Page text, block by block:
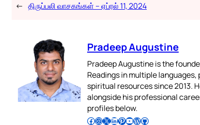
← திருப்பலி வாசகங்கள் – ஏப்ரல் 11, 2024
Pradeep Augustine
Pradeep Augustine is the
Readings in multiple
spiritual resources since 2013.
alongside his professional
profiles below.
Follow Pradeep on Facebook Follow Pradeep on InstagramFollow Pradeep on X Follow Pradeep on LinkedIn Follow Pradeep on Pinterest Subscribe to Pradeep’s Youtube Channel Follow Pradeep on WordPress Follow Pradeep on GitHub